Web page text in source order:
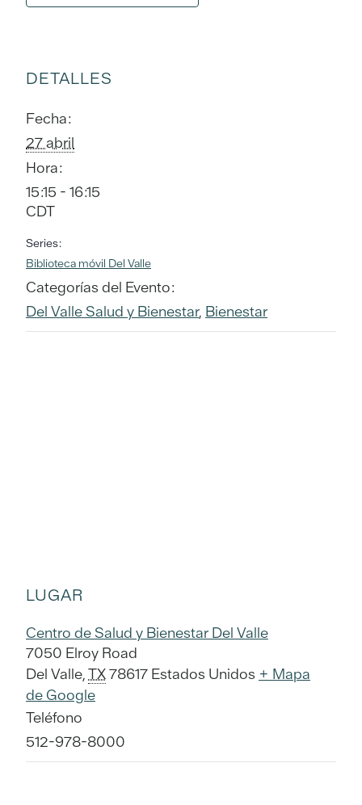
DETALLES
Fecha:
27 abril
Hora:
15:15 - 16:15
CDT
Series:
Biblioteca móvil Del Valle
Categorías del Evento:
Del Valle Salud y Bienestar, Bienestar
LUGAR
Centro de Salud y Bienestar Del Valle
7050 Elroy Road
Del Valle,TX78617 Estados Unidos + Mapa
de Google
Teléfono
512-978-8000